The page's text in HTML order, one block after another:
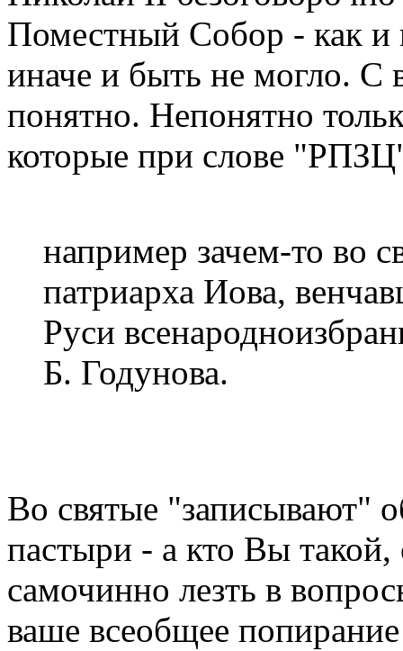
Поместный Собор - как и
иначе и быть не могло. С
понятно. Непонятно
которые при слове
например зачем-то во
патриарха Иова,
Руси
Б. Годунова.
Во святые "записывают"
пастыри - а кто Вы
самочинно лезть в
ваше всеобщее